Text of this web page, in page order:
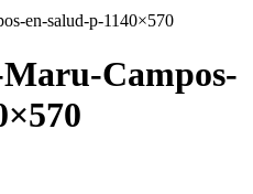
en-salud-p-1140×570
Campos-